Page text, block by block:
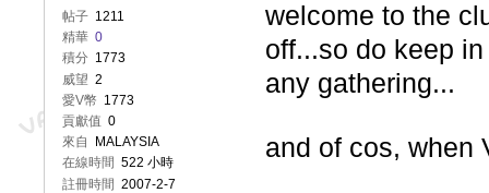
帖子 1211
精華 0
積分 1773
威望 2
愛V幣 1773
貢獻值 0
來自
MALAYSIA
在線時間 522 小時
註冊時間 2007-2-7
welcome to the
off...so do keep
any gathering...
and of cos, when